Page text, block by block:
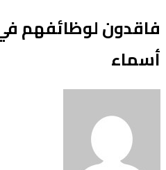
فاقدون لوظائفهم
أسماء